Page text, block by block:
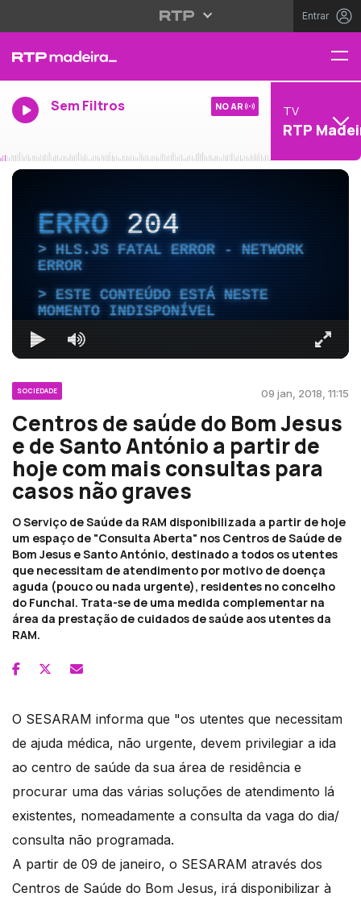
Entrar
Sem Filtros NO AR TV
RTP
ERRO204
HLS.JS FATAL ERROR - NETWORK
ERROR
ESTE CONTEÚDO ESTÁ NESTE
MOMENTO INDISPONÍVEL
SOCIEDADE 09 jan, 2018, 11:15
Centros de saúde do Bom Jesus
e de Santo António a partir de
hoje com mais consultas para
casos não graves
O Serviço de Saúde da RAM disponibilizada a partir de hoje
um espaço de "Consulta Aberta" nos Centros de Saúde de
Bom Jesus e Santo António, destinado a todos os utentes
que necessitam de atendimento por motivo de doença
aguda (pouco ou nada urgente), residentes no concelho
do Funchal. Trata-se de uma medida complementar na
área da prestação de cuidados de saúde aos utentes da
RAM.
O SESARAM informa que "os utentes que necessitam
de ajuda médica, não urgente, devem privilegiar a ida
ao centro de saúde da sua área de residência e
procurar uma das várias soluções de atendimento lá
existentes, nomeadamente a consulta da vaga do dia/
consulta não programada.
A partir de 09 de janeiro, o SESARAM através dos
Centros de Saúde do Bom Jesus, irá disponibilizar à